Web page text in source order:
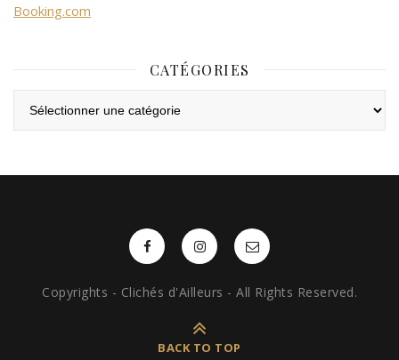
Booking.com
CATÉGORIES
Copyrights - Clichés d'Ailleurs - All Rights Reserved.
BACK TO TOP